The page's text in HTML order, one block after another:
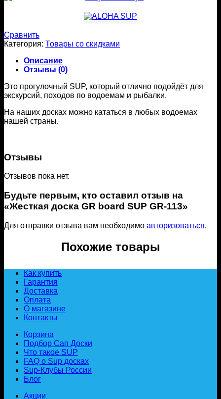
Сравнить
Категория: Товары со скидками
Описание
Отзывы (0)
Это прогулочный SUP, который отлично подойдёт для
экскурсий, походов по водоемам и рыбалки.
На наших досках можно кататься в любых водоемах
нашей страны.
Отзывы
Отзывов пока нет.
Будьте первым, кто оставил отзыв на
«Жесткая доска GR board SUP GR-113»
Для отправки отзыва вам необходимо авторизоваться.
Похожие товары
Как купить
Гарантия
Доставка
Оплата
О магазине
Контакты
Корзина
Подбор Сап Доски
Что такое SUP
FAQ о Sup досках
Sup-Клубы России
Блог
Акции